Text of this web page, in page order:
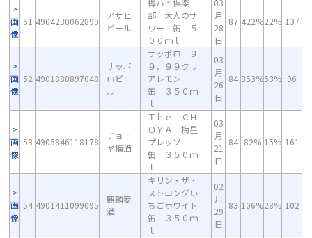
画
像
51 4904230062899
アサヒ
ビール
樽ハイ倶楽
部 大人のサ
ワー 缶 ５
００ｍｌ
03
月
28
日
87 422%22% 137
画
像
52 4901880897048
サッポ
ロビー
ル
サッポロ ９
９．９９クリ
アレモン
缶 ３５０ｍ
ｌ
03
月
26
日
84 353%53% 96
画
像
53 4905846118178
チョー
ヤ梅酒
Ｔｈｅ ＣＨ
ＯＹＡ 梅星
プレッソ
缶 ３５０ｍ
ｌ
03
月
21
日
84 82% 15% 161
画
像
54 4901411099095
麒麟麦
酒
キリン・ザ・
ストロングい
ちごホワイト
缶 ３５０ｍ
ｌ
02
月
29
日
83 106%28% 102